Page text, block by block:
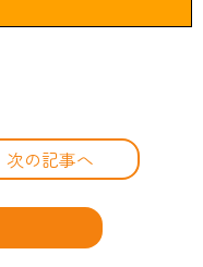
次の記事へ